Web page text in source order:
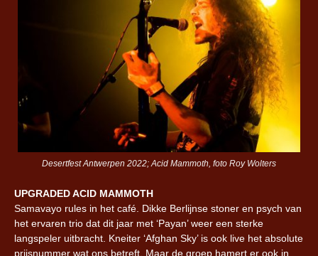
Desertfest Antwerpen 2022; Acid Mammoth, foto Roy Wolters
UPGRADED ACID MAMMOTH
Samavayo rules in het café. Dikke Berlijnse stoner en psych van
het ervaren trio dat dit jaar met ‘Payan’ weer een sterke
langspeler uitbracht. Kneiter ‘Afghan Sky’ is ook live het absolute
prijsnummer wat ons betreft. Maar de groep hamert er ook in